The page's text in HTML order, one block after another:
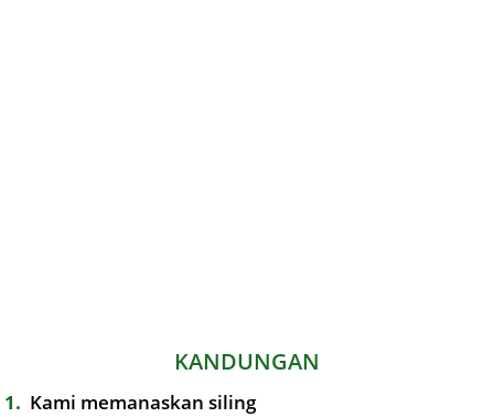
KANDUNGAN
1
Kami memanaskan siling